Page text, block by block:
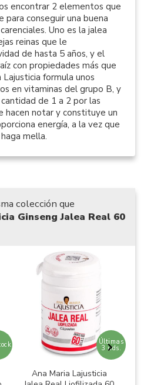
encontrar 2 elementos que
conseguir una buena
Uno es la jalea
reinas que le
de hasta 5 años, y el
con propiedades más que
formula unos
en vitaminas del grupo B, y
de 1 a 2 por las
hacen notar y constituye un
energía, a la vez que
mella.
colección que
Ginseng Jalea Real 60
Últimas
3 uds.
Ana Maria Lajusticia